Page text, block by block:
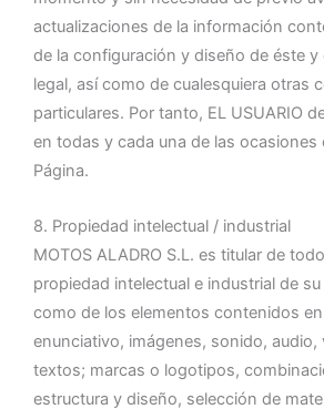
actualizaciones de la información
de la configuración y diseño de éste y
legal, así como de cualesquiera otras
particulares. Por tanto, EL USUARIO
en todas y cada una de las ocasiones
Página.
8. Propiedad intelectual / industrial
MOTOS ALADRO S.L. es titular de
propiedad intelectual e industrial de
como de los elementos contenidos
enunciativo, imágenes, sonido,
textos; marcas o logotipos,
estructura y diseño, selección de